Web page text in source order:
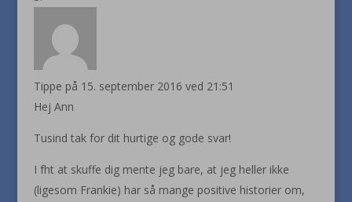
Tippe på 15. september 2016 ved 21:51
Hej Ann
Tusind tak for dit hurtige og gode svar!
I fht at skuffe dig mente jeg bare, at jeg heller ikke
(ligesom Frankie) har så mange positive historier om,